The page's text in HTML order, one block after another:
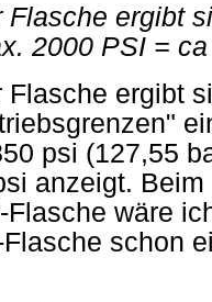
ergibt
2000 PSI =
ergibt
psi (127,55
anzeigt.
wäre
schon